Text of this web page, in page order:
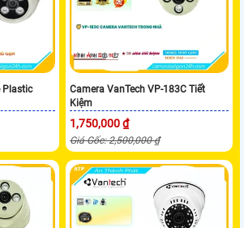
Plastic
Camera VanTech VP-183C Tiết
Kiệm
1,750,000 ₫
Giá Gốc: 2,500,000 ₫